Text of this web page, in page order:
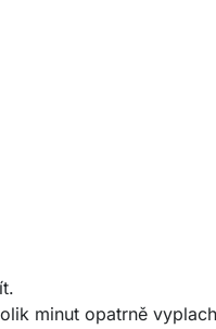
minut opatrně